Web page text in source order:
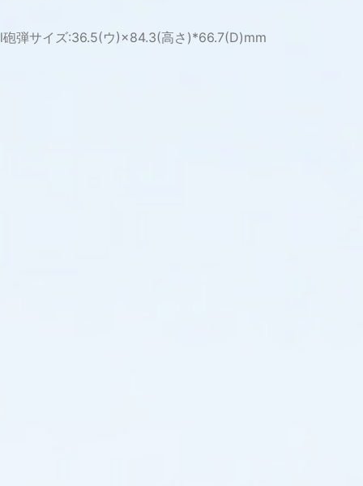
l砲弾サイズ:36.5(ウ)×84.3(高さ)*66.7(D)mm